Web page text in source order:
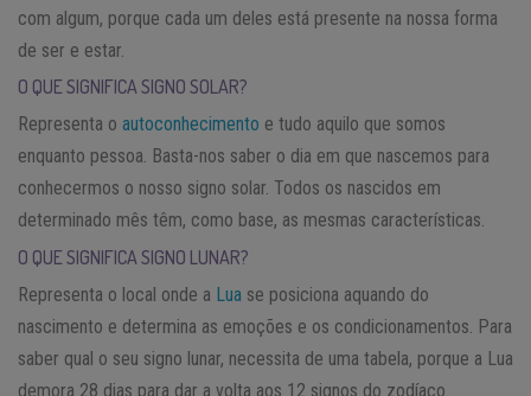
com algum, porque cada um deles está presente na nossa forma
de ser e estar.
O QUE SIGNIFICA SIGNO SOLAR?
Representa o autoconhecimento e tudo aquilo que somos
enquanto pessoa. Basta-nos saber o dia em que nascemos para
conhecermos o nosso signo solar. Todos os nascidos em
determinado mês têm, como base, as mesmas características.
O QUE SIGNIFICASIGNO LUNAR?
Representa o local onde a Lua se posiciona aquando do
nascimento e determina as emoções e os condicionamentos. Para
saber qual o seu signo lunar, necessita de uma tabela, porque a Lua
demora 28 dias para dar a volta aos 12 signos do zodíaco.